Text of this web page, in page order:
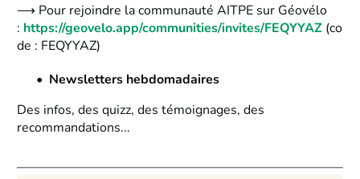
⟶ Pour rejoindre la communauté AITPE sur Géovélo
: https://geovelo.app/communities/invites/FEQYYAZ (co
de : FEQYYAZ)
Newsletters hebdomadaires
Des infos, des quizz, des témoignages, des
recommandations...